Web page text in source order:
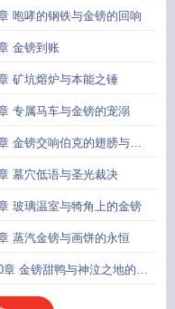
咆哮的钢铁与金镑的回响
金镑到账
矿坑熔炉与本能之锤
专属马车与金镑的宠溺
金镑交响伯克的翅膀与橡
沙盘
墓穴低语与圣光裁决
玻璃温室与犄角上的金镑
蒸汽金镑与画饼的永恒
章 金镑甜鸭与神泣之地的倒